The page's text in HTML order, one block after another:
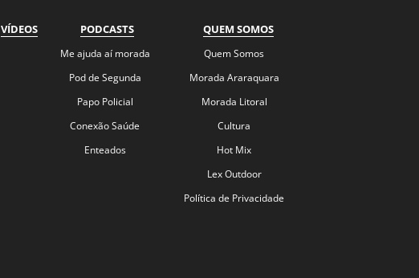
VÍDEOS PODCASTS
Me ajuda aí morada
Pod de Segunda
Papo Policial
Conexão Saúde
Enteados
QUEM SOMOS
Quem Somos
Morada Araraquara
Morada Litoral
Cultura
Hot Mix
Lex Outdoor
Política de Privacidade